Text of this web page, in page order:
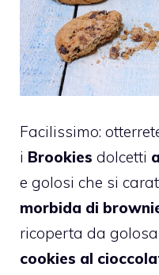
Facilissimo:
i Brookies dolcetti
e golosi che si
morbida di
ricoperta da
cookies al